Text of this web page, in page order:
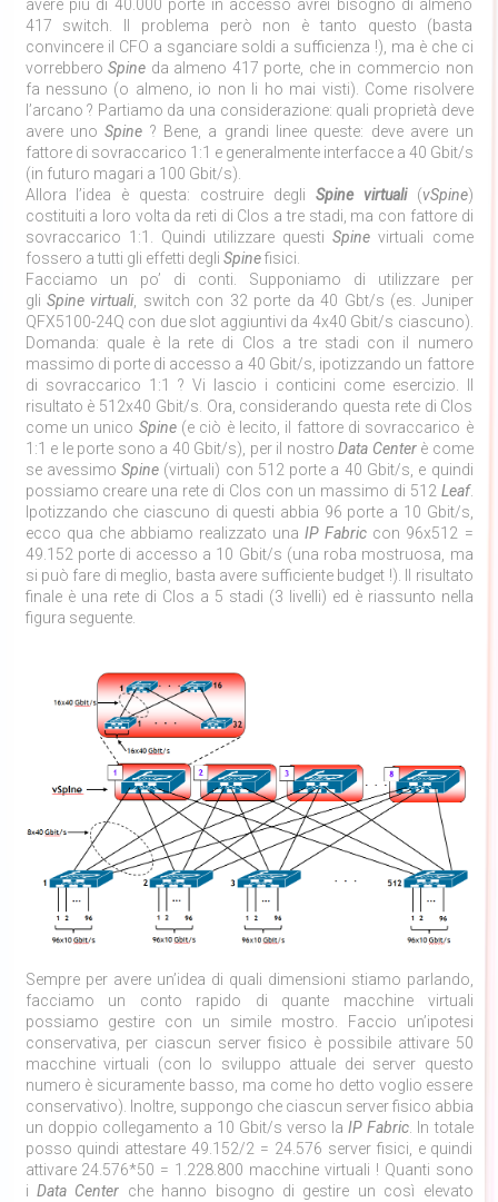
avere più di 40.000 porte in accesso avrei bisogno di almeno
417 switch. Il problema però non è tanto questo (basta
convincere il CFO a sganciare soldi a sufficienza !), ma è che ci
vorrebberoSpine da almeno 417 porte, che in commercio non
fa nessuno (o almeno, io non li ho mai visti). Come risolvere
l’arcano ? Partiamo da una considerazione: quali proprietà deve
avere unoSpine ? Bene, a grandi linee queste: deve avere un
fattore di sovraccarico 1:1 e generalmente interfacce a 40 Gbit/s
(in futuro magari a 100 Gbit/s).
Allora l’idea è questa: costruire degli Spine virtuali(vSpine)
costituiti a loro volta da reti di Clos a tre stadi, ma con fattore di
sovraccarico 1:1. Quindi utilizzare questiSpine virtuali come
fossero a tutti gli effetti degli Spinefisici.
Facciamo un po’ di conti. Supponiamo di utilizzare per
gli Spine virtuali , switch con 32 porte da 40 Gbt/s (es. Juniper
QFX5100-24Q con due slot aggiuntivi da 4x40 Gbit/s ciascuno).
Domanda: quale è la rete di Clos a tre stadi con il numero
massimo di porte di accesso a 40 Gbit/s, ipotizzando un fattore
di sovraccarico 1:1 ? Vi lascio i conticini come esercizio. Il
risultato è 512x40 Gbit/s. Ora, considerando questa rete di Clos
come un unico Spine(e ciò è lecito, il fattore di sovraccarico è
1:1 e le porte sono a 40 Gbit/s), per il nostro Data Centerè come
se avessimoSpine (virtuali) con 512 porte a 40 Gbit/s, e quindi
possiamo creare una rete di Clos con un massimo di 512 Leaf.
Ipotizzando che ciascuno di questi abbia 96 porte a 10 Gbit/s,
ecco qua che abbiamo realizzato unaIP Fabric con 96x512 =
49.152 porte di accesso a 10 Gbit/s (una roba mostruosa, ma
si può fare di meglio, basta avere sufficiente budget !). Il risultato
finale è una rete di Clos a 5 stadi (3 livelli) ed è riassunto nella
figura seguente.
Sempre per avere un’idea di quali dimensioni stiamo parlando,
facciamo un conto rapido di quante macchine virtuali
possiamo gestire con un simile mostro. Faccio un’ipotesi
conservativa, per ciascun server fisico è possibile attivare 50
macchine virtuali (con lo sviluppo attuale dei server questo
numero è sicuramente basso, ma come ho detto voglio essere
conservativo). Inoltre, suppongo che ciascun server fisico abbia
un doppio collegamento a 10 Gbit/s verso laIP Fabric. In totale
posso quindi attestare 49.152/2 = 24.576 server fisici, e quindi
attivare 24.576*50 = 1.228.800 macchine virtuali ! Quanti sono
i Data Center che hanno bisogno di gestire un così elevato